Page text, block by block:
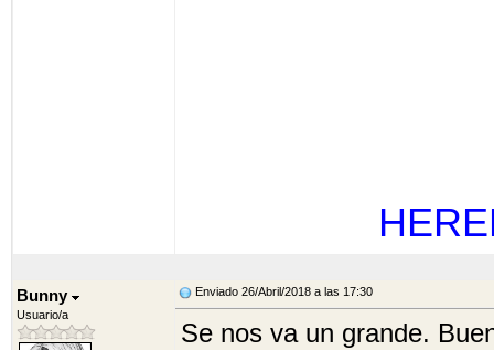
Bunny
Usuario/a
Enviado 26/Abril/2018 a las 17:30
Se nos va un grande.